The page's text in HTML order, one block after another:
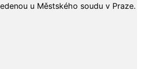
u Městského soudu v Praze.